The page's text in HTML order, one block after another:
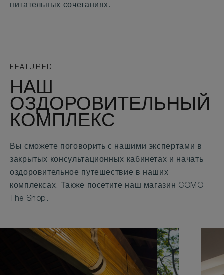
питательных сочетаниях.
FEATURED
НАШ
ОЗДОРОВИТЕЛЬНЫЙ
КОМПЛЕКС
Вы сможете поговорить с нашими экспертами в
закрытых консультационных кабинетах и начать
оздоровительное путешествие в наших
комплексах. Также посетите наш магазин COMO
The Shop.